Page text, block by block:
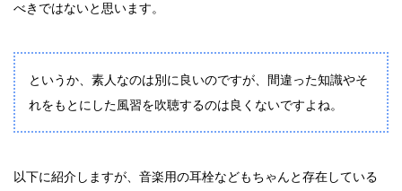
べきではないと思います。
というか、素人なのは別に良いのですが、間違った知識やそ
れをもとにした風習を吹聴するのは良くないですよね。
以下に紹介しますが、音楽用の耳栓などもちゃんと存在している